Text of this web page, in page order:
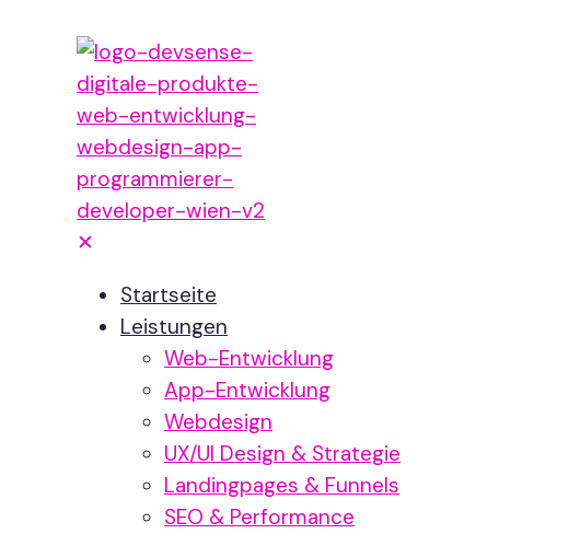
✕
Startseite
Leistungen
Web-Entwicklung
App-Entwicklung
Webdesign
UX/UI Design & Strategie
Landingpages & Funnels
SEO & Performance